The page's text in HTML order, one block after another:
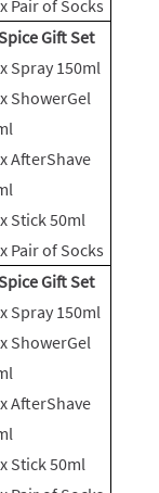
Pair of Socks
Gift Set
Spray 150ml
ShowerGel
AfterShave
Stick 50ml
Pair of Socks
Gift Set
Spray 150ml
ShowerGel
AfterShave
Stick 50ml